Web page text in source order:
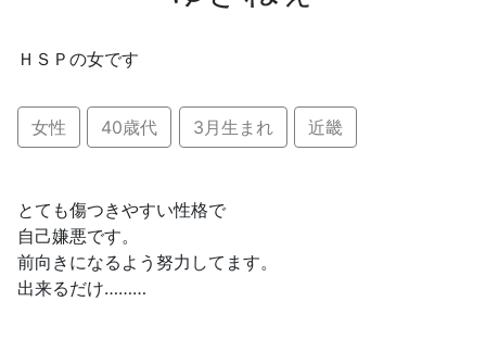
ＨＳＰの女です
女性 40歳代 3月生まれ 近畿
とても傷つきやすい性格で
自己嫌悪です。
前向きになるよう努力してます。
出来るだけ………